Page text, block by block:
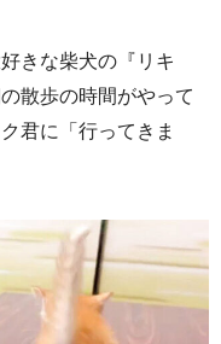
きな柴犬の『リキ
散歩の時間がやって
君に「行ってきま